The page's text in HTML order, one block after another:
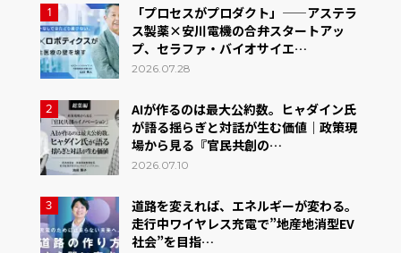
1
「プロセスがプロダクト」——アステラ
ス製薬×安川電機の合弁スタートアッ
プ、セラファ・バイオサイエ…
2026.07.28
2
AIが作るのは最大公約数。ヒャダイン氏
が語る揺らぎと対話が生む価値｜政策現
場から見る『官民共創の…
2026.07.10
3
道路を変えれば、エネルギーが変わる。
走行中ワイヤレス充電で”地産地消型EV
社会”を目指…